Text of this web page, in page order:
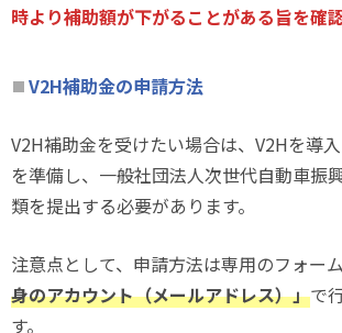
時より補助額が下がることがある旨を確
V2H補助金の申請方法
V2H補助金を受けたい場合は、V2Hを導
を準備し、一般社団法人次世代自動車振
類を提出する必要があります。
注意点として、申請方法は専用のフォー
身のアカウント（メールアドレス）」で
す。